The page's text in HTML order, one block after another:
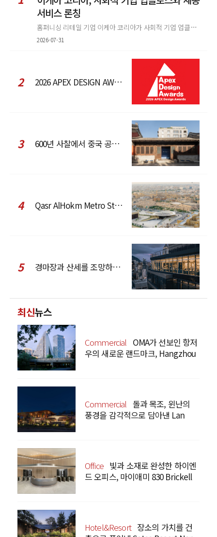
서비스 론칭
홈퍼니싱 리테일 기업 이케아 코리아가 사회적 기업 업클로스(Upcloth)와 협력해 재봉 서비스를 선보인다. 이번 협업은 이케
2026-07-31
2 2026 APEX DESIGN AWARDS
3 600년 사찰에서 중국 공예와 현대 패션을 직조한 ZARA x Fanglu Lin Pop-Up
4 Qasr AlHokm Metro Station, 구도심과 현대 공공 인프라의 접점을 제안하다
5 경마장과 산세를 조망하는 CCD Hong Kong Creative Center
최신뉴스
Commercial OMA가 선보인 항저
우의 새로운 랜드마크, Hangzhou
Commercial 돌과 목조, 윈난의
풍경을 감각적으로 담아낸 Lan
Office 빛과 소재로 완성한 하이엔
드 오피스, 마이애미 830 Brickell
Hotel&Resort 장소의 가치를 건